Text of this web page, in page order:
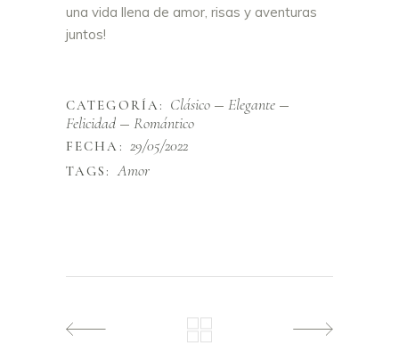
una vida llena de amor, risas y aventuras
juntos!
CATEGORÍA: Clásico
Elegante
Felicidad
Romántico
FECHA: 29/05/2022
TAGS: Amor